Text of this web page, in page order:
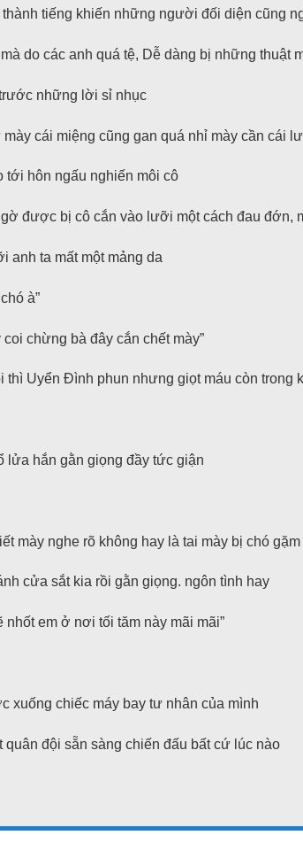
tiếng khiến những người đối diện cũng
do các anh quá tệ, Dễ dàng bị những thuật
những lời sỉ nhục
mày cái miệng cũng gan quá nhỉ mày cần cái
tới hôn ngấu nghiến môi cô
được bị cô cắn vào lưỡi một cách đau đớn,
anh ta mất một mảng da
à”
chừng bà đây cắn chết mày”
thì Uyển Đình phun nhưng giọt máu còn trong
lửa hắn gằn giọng đầy tức giận
mày nghe rõ không hay là tai mày bị chó gặm
cửa sắt kia rồi gằn giọng. ngôn tình hay
nhốt em ở nơi tối tăm này mãi mãi”
xuống chiếc máy bay tư nhân của mình
quân đội sẵn sàng chiến đấu bất cứ lúc nào